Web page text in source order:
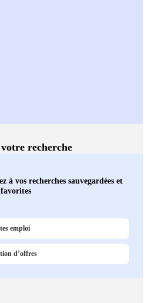
recherche
à vos recherches sauvegardées et
emploi
d’offres